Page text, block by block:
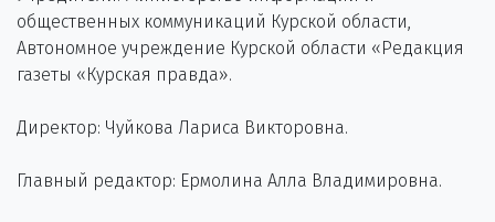
общественных коммуникаций Курской области,
Автономное учреждение Курской области «Редакция
газеты «Курская правда».
Директор: Чуйкова Лариса Викторовна.
Главный редактор: Ермолина Алла Владимировна.